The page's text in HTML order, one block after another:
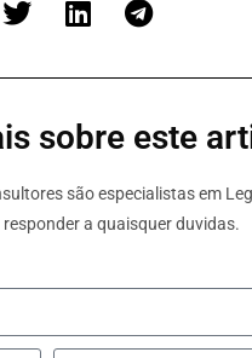
sobre este
são especialistas em
a quaisquer duvidas.